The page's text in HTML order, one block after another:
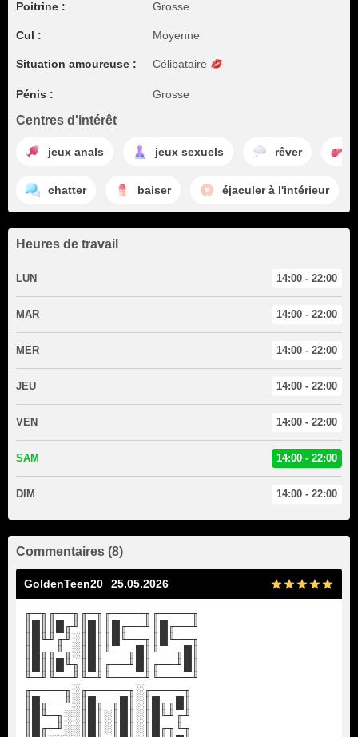
Poitrine : Grosse
Cul : Moyenne
Situation amoureuse : Célibataire
Pénis : Grosse
Centres d'intérêt
jeux anals jeux sexuels rêver
chatter baiser éjaculer à l'intérieur
Heures de travail
LUN 14:00 - 22:00
MAR 14:00 - 22:00
MER 14:00 - 22:00
JEU 14:00 - 22:00
VEN 14:00 - 22:00
SAM 14:00 - 22:00
DIM 14:00 - 22:00
Commentaires (8)
GoldenTeen20 25.05.2026
╓─╖╓──╖╓─╖╓────╖╓────╖
║█║║█╓╜║█║║█╓──╜║█╓──╜
║█╙╜╓╜░║█║║█╙──╖║█╙──╖
║█╓╖╙╖░║█║╙──╖█║╙──╖█║
║█║║█╙╖║█║╓──╜█║╓──╜█║
╙─╜╙──╜╙─╜╙────╜╙────╜
╓────╖░╓─────╖░╓────╖
║█╓──╜░║█╓─╖█║░║█╓╖█║
║█╙─╖░░║█║░║█║░║█╙╜╓╜
║█╓─╜░░║█║░║█║░║█╓╖╙╖